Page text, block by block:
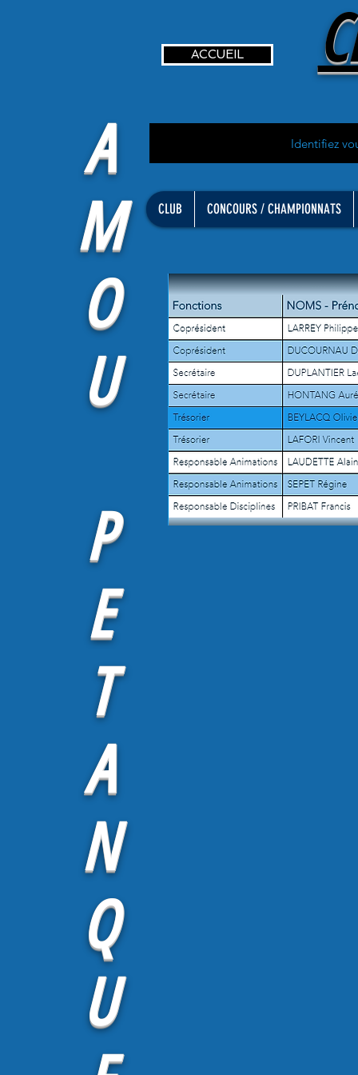
ACCUEIL
CLUB CONCOURS / CHAMPIONNATS
A
M
O
U
P
E
T
A
N
Q
U
Identifiez